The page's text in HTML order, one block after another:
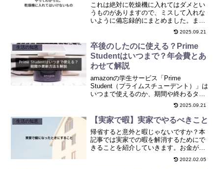
これは絶対に乾燥機に入れてはダメとい
うものがありますので、ミスして入れな
いように備忘録的にまとめました。ま
た、これは入れたほうがいいというもの
2025.09.21
生活の知恵
卒後のしたのに使える？Prime
Studentはいつまで？年会費とあ
わせて解説
amazonの学生サービス「Prime
Student（プライムスチューデント）」は
いつまで使えるのか、期間や終わるタイ
ミングでの更新方法について解説してい
2025.09.21
生活の知恵 【実家で暇】実家でやるべきこと
帰省すると意外と暇じゃないですか？本
記事では実家での暇を解消するためにで
きることを紹介していきます。お金がか
からないことを多く紹介しているので、
2022.02.05